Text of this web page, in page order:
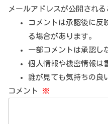
メールアドレスが公開される
コメントは承認後に反
る場合があります。
一部コメントは承認し
個人情報や機密情報は
誰が見ても気持ちの良
コメント ※